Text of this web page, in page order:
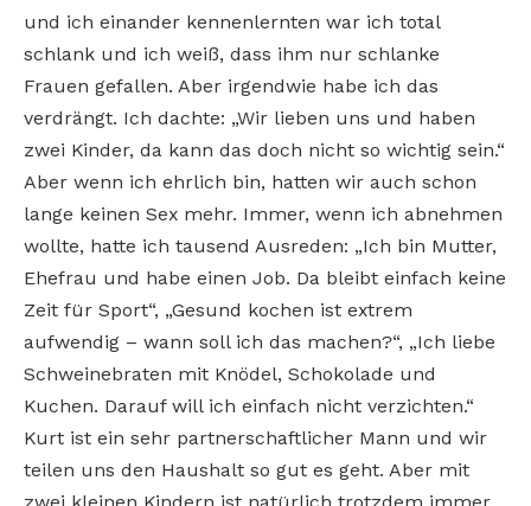
und ich einander kennenlernten war ich total
schlank und ich weiß, dass ihm nur schlanke
Frauen gefallen. Aber irgendwie habe ich das
verdrängt. Ich dachte: „Wir lieben uns und haben
zwei Kinder, da kann das doch nicht so wichtig sein.“
Aber wenn ich ehrlich bin, hatten wir auch schon
lange keinen Sex mehr. Immer, wenn ich abnehmen
wollte, hatte ich tausend Ausreden: „Ich bin Mutter,
Ehefrau und habe einen Job. Da bleibt einfach keine
Zeit für Sport“, „Gesund kochen ist extrem
aufwendig – wann soll ich das machen?“, „Ich liebe
Schweinebraten mit Knödel, Schokolade und
Kuchen. Darauf will ich einfach nicht verzichten.“
Kurt ist ein sehr partnerschaftlicher Mann und wir
teilen uns den Haushalt so gut es geht. Aber mit